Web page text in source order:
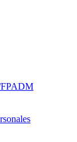
FPADM